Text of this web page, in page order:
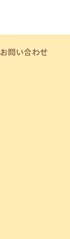
お問い合わせ